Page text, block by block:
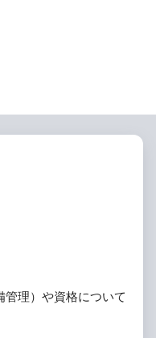
理）や資格について